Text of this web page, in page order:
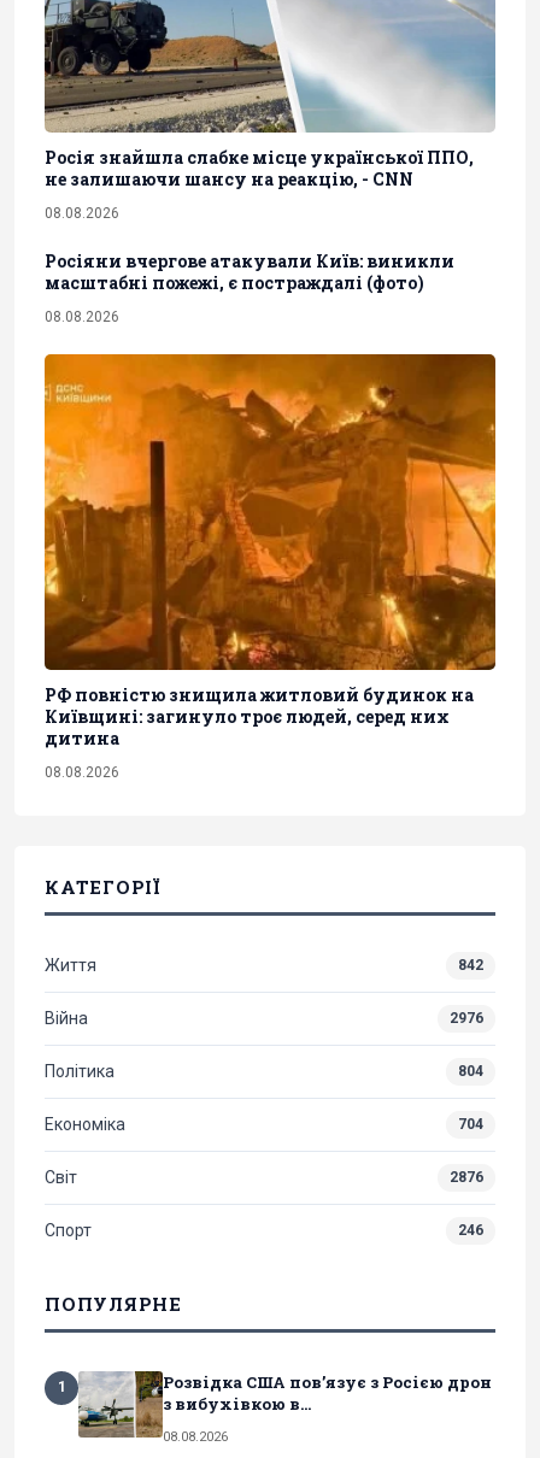
Росія знайшла слабке місце української ППО,
не залишаючи шансу на реакцію, - CNN
08.08.2026
Росіяни вчергове атакували Київ: виникли
масштабні пожежі, є постраждалі (фото)
08.08.2026
РФ повністю знищила житловий будинок на
Київщині: загинуло троє людей, серед них
дитина
08.08.2026
КАТЕГОРІЇ
Життя 842
Війна 2976
Політика 804
Економіка 704
Світ 2876
Спорт 246
ПОПУЛЯРНЕ
1
Розвідка США пов’язує з Росією дрон
з вибухівкою в...
08.08.2026